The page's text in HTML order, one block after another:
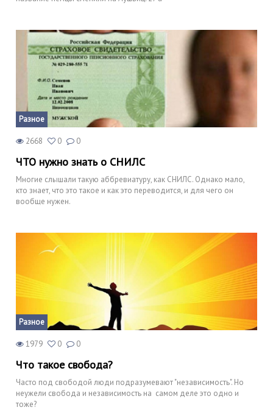
Разное
2668 0 0
ЧТО нужно знать о СНИЛС
Многие слышали такую аббревиатуру, как СНИЛС. Однако мало,
кто знает, что это такое и как это переводится, и для чего он
вообще нужен.
Разное
1979 0 0
Что такое свобода?
Часто под свободой люди подразумевают "независимость". Но
неужели свобода и независимость на самом деле это одно и
тоже?